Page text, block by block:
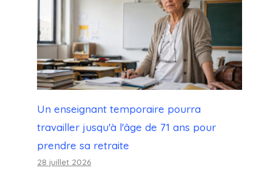
Un enseignant temporaire pourra
travailler jusqu'à l'âge de 71 ans pour
prendre sa retraite
28 juillet 2026